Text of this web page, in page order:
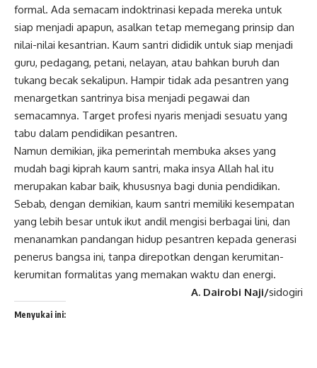
formal. Ada semacam indoktrinasi kepada mereka untuk
siap menjadi apapun, asalkan tetap memegang prinsip dan
nilai-nilai kesantrian. Kaum santri dididik untuk siap menjadi
guru, pedagang, petani, nelayan, atau bahkan buruh dan
tukang becak sekalipun. Hampir tidak ada pesantren yang
menargetkan santrinya bisa menjadi pegawai dan
semacamnya. Target profesi nyaris menjadi sesuatu yang
tabu dalam pendidikan pesantren.
Namun demikian, jika pemerintah membuka akses yang
mudah bagi kiprah kaum santri, maka insya Allah hal itu
merupakan kabar baik, khususnya bagi dunia pendidikan.
Sebab, dengan demikian, kaum santri memiliki kesempatan
yang lebih besar untuk ikut andil mengisi berbagai lini, dan
menanamkan pandangan hidup pesantren kepada generasi
penerus bangsa ini, tanpa direpotkan dengan kerumitan-
kerumitan formalitas yang memakan waktu dan energi.
A. Dairobi Naji/sidogiri
Menyukai ini: